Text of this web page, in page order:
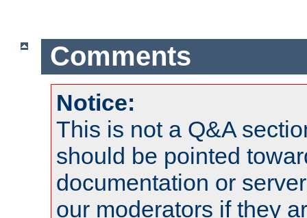
Comments
Notice:
This is not a Q&A
should be pointed
documentation or
our moderators if they